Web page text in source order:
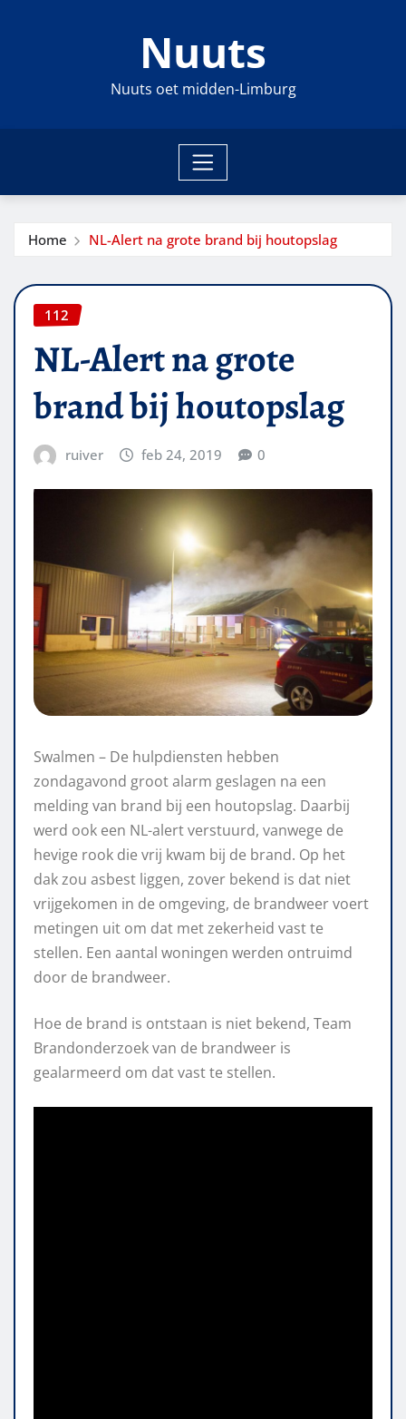
Nuuts
Nuuts oet midden-Limburg
Home NL-Alert na grote brand bij houtopslag
112
NL-Alert na grote
brand bij houtopslag
ruiver feb 24, 2019 0
Swalmen – De hulpdiensten hebben
zondagavond groot alarm geslagen na een
melding van brand bij een houtopslag. Daarbij
werd ook een NL-alert verstuurd, vanwege de
hevige rook die vrij kwam bij de brand. Op het
dak zou asbest liggen, zover bekend is dat niet
vrijgekomen in de omgeving, de brandweer voert
metingen uit om dat met zekerheid vast te
stellen. Een aantal woningen werden ontruimd
door de brandweer.
Hoe de brand is ontstaan is niet bekend, Team
Brandonderzoek van de brandweer is
gealarmeerd om dat vast te stellen.